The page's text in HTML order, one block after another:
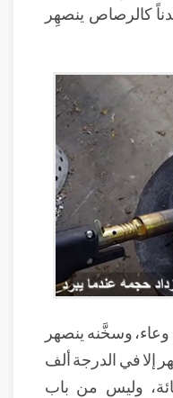
كالرصاص ينصهِر
وسخَّنه ينصهر
إلا في الدرجة ألف
وليس من باب